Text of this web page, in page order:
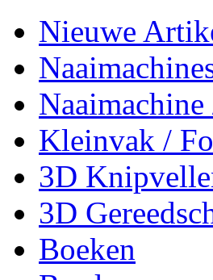
Nieuwe
Kleinvak /
3D
3D
Boeken